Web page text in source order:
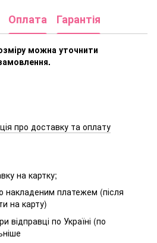
Оплата Гарантія
можна уточнити
про доставку та оплату
на картку;
накладеним платежем (після
на карту)
відправці по Україні (по